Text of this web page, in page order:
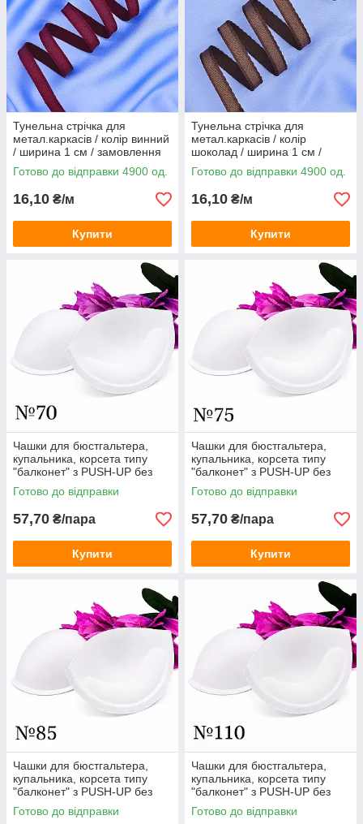
Тунельна стрічка для
метал.каркасів / колір винний
/ ширина 1 см / замовлення
від 1 метра
Готово до відправки 4900 од.
16,10 ₴/м
Купити
Тунельна стрічка для
метал.каркасів / колір
шоколад / ширина 1 см /
замовлення від 1 метра
Готово до відправки 4900 од.
16,10 ₴/м
Купити
Чашки для бюстгальтера,
купальника, корсета типу
"балконет" з PUSH-UP без
кісточок / білий / розмір № 70
Готово до відправки
57,70 ₴/пара
Купити
Чашки для бюстгальтера,
купальника, корсета типу
"балконет" з PUSH-UP без
кісточок / білий / розмір № 75
Готово до відправки
57,70 ₴/пара
Купити
Чашки для бюстгальтера,
купальника, корсета типу
"балконет" з PUSH-UP без
кісточок / білий / розмір № 85
Готово до відправки
Чашки для бюстгальтера,
купальника, корсета типу
"балконет" з PUSH-UP без
кісточок / білий / розмір №
110
Готово до відправки